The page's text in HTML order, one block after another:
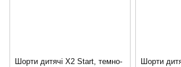
Шорти дитячі X2 Start, темно-
Шорти